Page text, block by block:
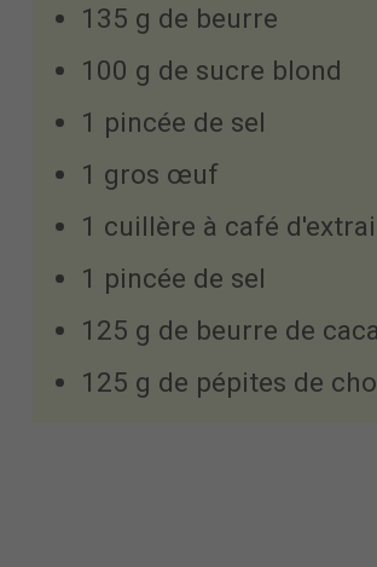
135 g de beurre
100 g de sucre blond
1 pincée de sel
1 gros œuf
1 cuillère à café
1 pincée de sel
125 g de beurre de
125 g de pépites de